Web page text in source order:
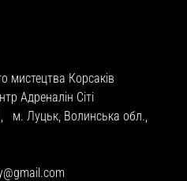
мистецтва Корсаків
Адреналін Сіті
м. Луцьк, Волинська обл.,